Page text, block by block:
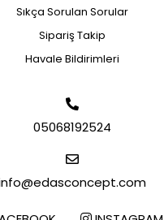
Sıkça Sorulan Sorular
Sipariş Takip
Havale Bildirimleri
05068192524